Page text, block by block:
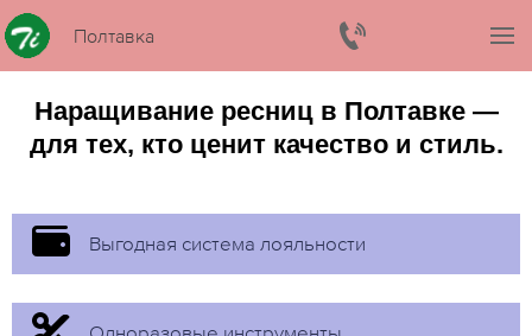
Полтавка
Наращивание ресниц в Полтавке —
для тех, кто ценит качество и стиль.
Выгодная система лояльности